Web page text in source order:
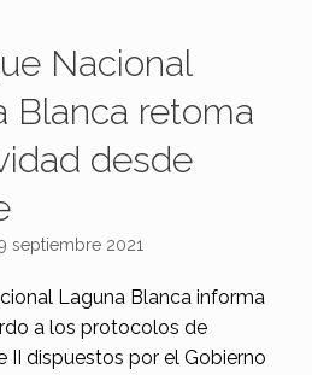
Nacional
Blanca retoma
desde
septiembre 2021
Laguna Blanca informa
a los protocolos de
II dispuestos por el Gobierno